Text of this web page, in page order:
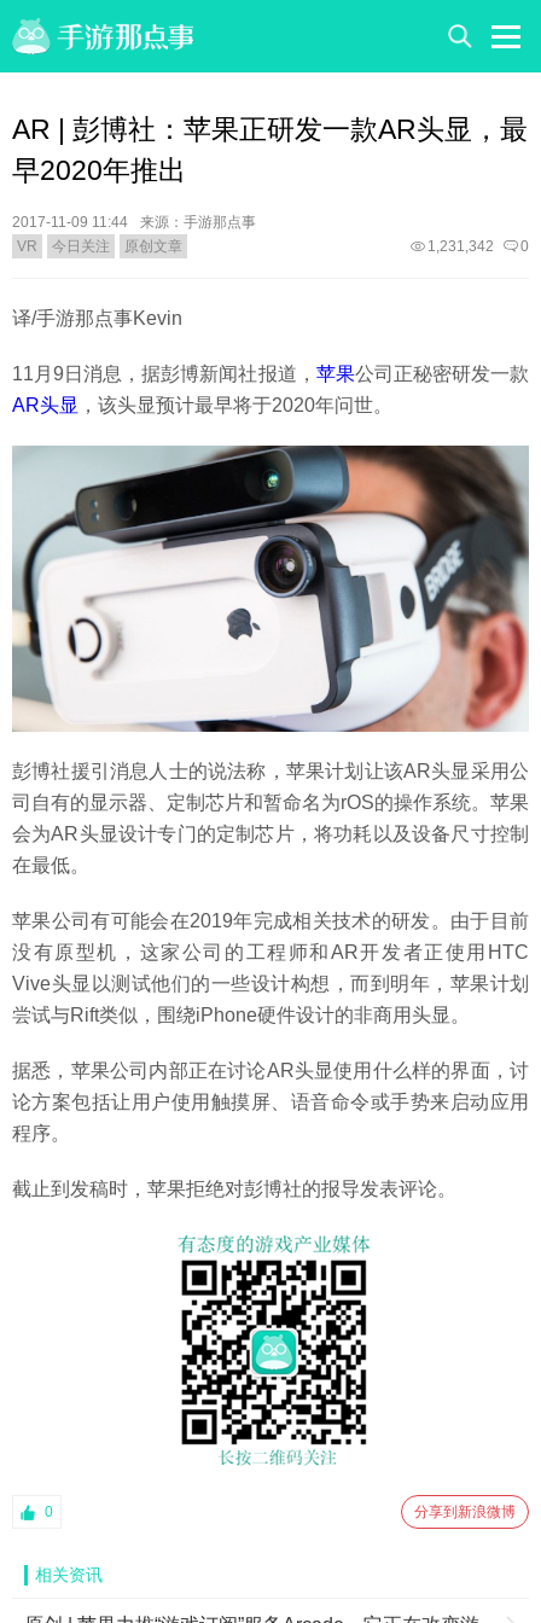
AR | 彭博社：苹果正研发一款AR头显，最
早2020年推出
2017-11-09 11:44
来源：手游那点事
VR
今日关注 原创文章 0
1,231,342
译/手游那点事Kevin
11月9日消息，据彭博新闻社报道， 苹果公司正秘密研发一款
AR头显 ，该头显预计最早将于2020年问世。
彭博社援引消息人士的说法称，苹果计划让该AR头显采用公
司自有的显示器、定制芯片和暂命名为rOS的操作系统。苹果
会为AR头显设计专门的定制芯片，将功耗以及设备尺寸控制
在最低。
苹果公司有可能会在2019年完成相关技术的研发。由于目前
没有原型机，这家公司的工程师和AR开发者正使用HTC
Vive头显以测试他们的一些设计构想，而到明年，苹果计划
尝试与Rift类似，围绕iPhone硬件设计的非商用头显。
据悉，苹果公司内部正在讨论AR头显使用什么样的界面，讨
论方案包括让用户使用触摸屏、语音命令或手势来启动应用
程序。
截止到发稿时，苹果拒绝对彭博社的报导发表评论。
0 分享到新浪微博
相关资讯